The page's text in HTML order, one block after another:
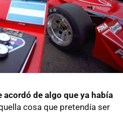
acordó de algo que ya había
cosa que pretendía ser